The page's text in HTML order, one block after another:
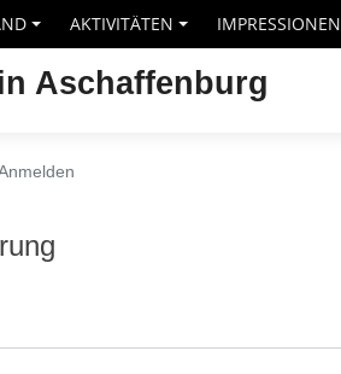
+
+
AKTIVITÄTEN
IMPRESSIONEN
Aschaffenburg